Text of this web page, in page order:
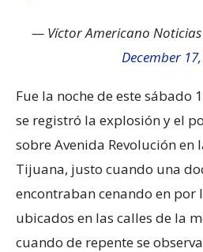
— Víctor Americano
December
Fue la noche de este sábado
se registró la explosión y el
sobre Avenida Revolución en
Tijuana, justo cuando una
encontraban cenando en por
ubicados en las calles de la
cuando de repente se